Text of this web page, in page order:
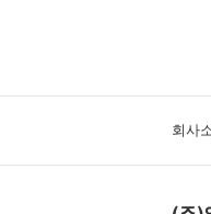
회사